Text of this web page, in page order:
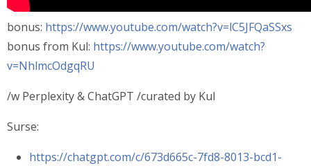
bonus: https://www.youtube.com/watch?v=lC5JFQaSSxs
bonus from Kul: https://www.youtube.com/watch?
v=NhlmcOdgqRU
/w Perplexity & ChatGPT /curated by Kul
Surse:
https://chatgpt.com/c/673d665c-7fd8-8013-bcd1-